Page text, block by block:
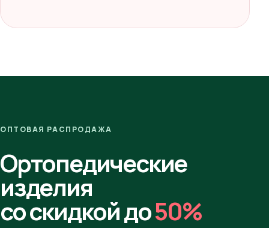
ОПТОВАЯ РАСПРОДАЖА
Ортопедические
изделия
со скидкой до50%